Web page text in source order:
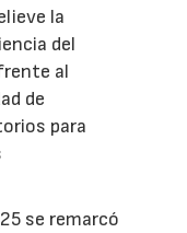
la
del
al
de
para
se remarcó